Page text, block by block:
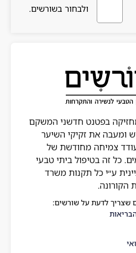
ולבחור בשורשים.
בפטנט חדשני המשקם
ומעבה את זקיקי השיער
צמיחה מחודשת של
כל זה בטיפול ביתי טבעי
ע״י כל תקנות משרד
הקורונה.
שצריך לדעת על שורשים: